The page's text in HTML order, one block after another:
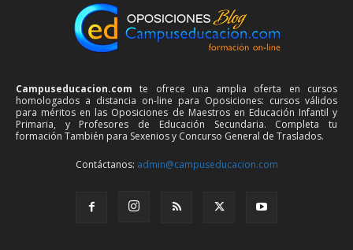
Campuseducacion.com te ofrece una amplia oferta en cursos
homologados a distancia on-line para Oposiciones: cursos válidos
para méritos en las Oposiciones de Maestros en Educación Infantil y
Primaria, y Profesores de Educación Secundaria. Completa tu
formación También para Sexenios y Concurso General de Traslados.
Contáctanos: admin@campuseducacion.com